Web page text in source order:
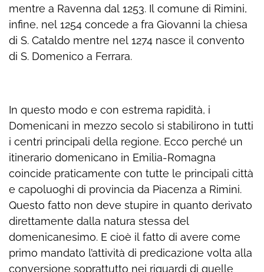
mentre a Ravenna dal 1253. Il comune di Rimini,
infine, nel 1254 concede a fra Giovanni la chiesa
di S. Cataldo mentre nel 1274 nasce il convento
di S. Domenico a Ferrara.
In questo modo e con estrema rapidità, i
Domenicani in mezzo secolo si stabilirono in tutti
i centri principali della regione. Ecco perché un
itinerario domenicano in Emilia-Romagna
coincide praticamente con tutte le principali città
e capoluoghi di provincia da Piacenza a Rimini.
Questo fatto non deve stupire in quanto derivato
direttamente dalla natura stessa del
domenicanesimo. E cioè il fatto di avere come
primo mandato l’attività di predicazione volta alla
conversione soprattutto nei riguardi di quelle